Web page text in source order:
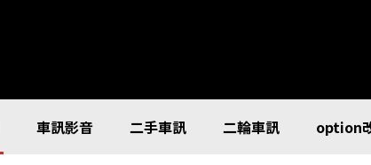
車訊影音 二手車訊 二輪車訊 option